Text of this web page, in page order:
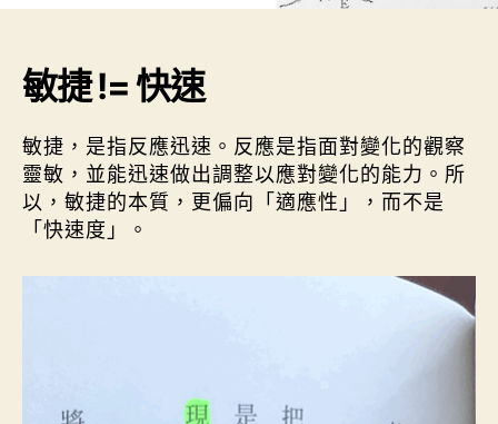
敏捷 != 快速
敏捷，是指反應迅速。反應是指面對變化的觀察
靈敏，並能迅速做出調整以應對變化的能力。所
以，敏捷的本質，更偏向「適應性」，而不是
「快速度」。